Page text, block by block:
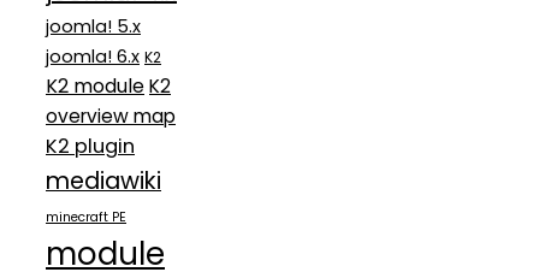
joomla! 5.x
joomla! 6.x K2
K2 moduleK2
overview map
K2 plugin
mediawiki
minecraft PE
module